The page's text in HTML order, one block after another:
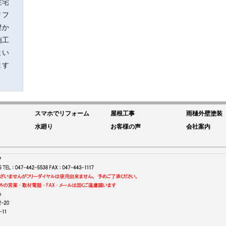
宅
フ
か
工
い
す
スマホでリフォーム 屋根工事
雨樋外壁塗装
水廻り
お客様の声 会社案内